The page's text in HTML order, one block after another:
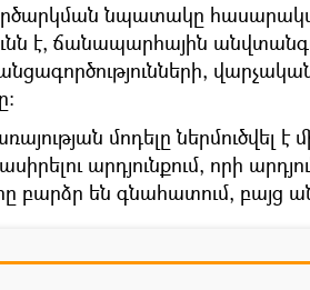
նպատակը
է, ճանապարհային
մոդելը ներմուծվել
արդյունքում, որի
բարձր են գնահատում, բայց